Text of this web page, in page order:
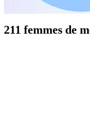
211 femmes de